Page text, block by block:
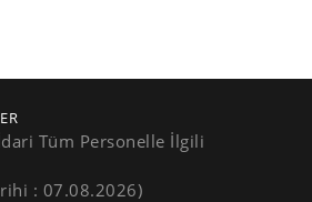
Tüm Personelle İlgili
: 07.08.2026)